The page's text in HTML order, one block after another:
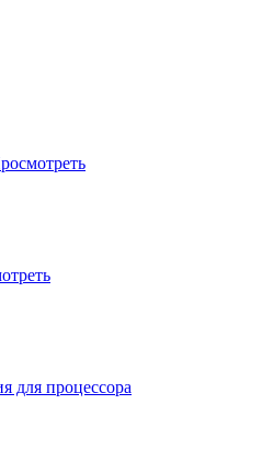
для процессора